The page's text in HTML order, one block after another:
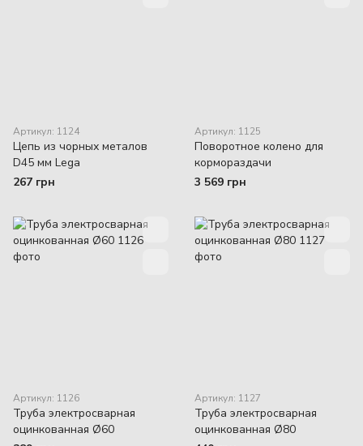
Артикул: 1124
Цепь из чорных металов
D45 мм Lega
267 грн
Артикул: 1125
Поворотное колено для
кормораздачи
3 569 грн
Артикул: 1126
Труба электросварная
оцинкованная Ø60
Артикул: 1127
Труба электросварная
оцинкованная Ø80